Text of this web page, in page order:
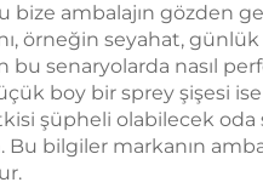
bize ambalajın gözden
örneğin seyahat,
senaryolarda nasıl
boy bir sprey şişesi ise
şüpheli olabilecek oda
Bu bilgiler markanın